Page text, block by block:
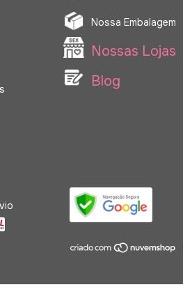
Nossa Embalagem
Nossas Lojas
Blog